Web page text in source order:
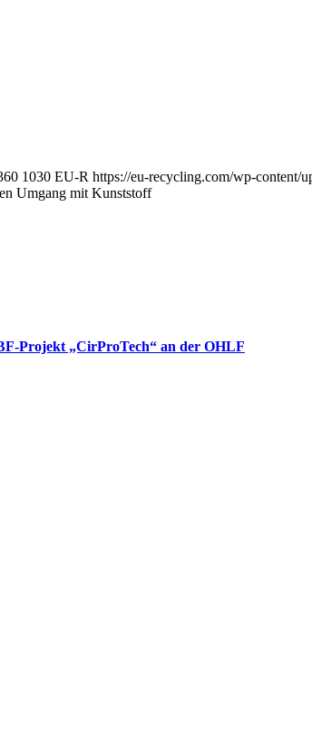
1030 EU-R https://eu-recycling.com/wp-content/
Umgang mit Kunststoff
Projekt „CirProTech“ an der OHLF